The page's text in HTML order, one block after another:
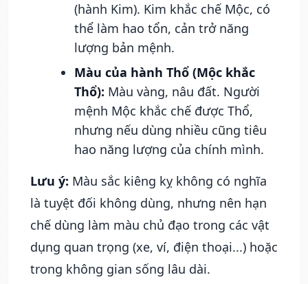
(hành Kim). Kim khắc chế Mộc, có
thể làm hao tổn, cản trở năng
lượng bản mệnh.
Màu của hành Thổ (Mộc khắc
Thổ): Màu vàng, nâu đất. Người
mệnh Mộc khắc chế được Thổ,
nhưng nếu dùng nhiều cũng tiêu
hao năng lượng của chính mình.
Lưu ý: Màu sắc kiêng kỵ không có nghĩa
là tuyệt đối không dùng, nhưng nên hạn
chế dùng làm màu chủ đạo trong các vật
dụng quan trọng (xe, ví, điện thoại...) hoặc
trong không gian sống lâu dài.